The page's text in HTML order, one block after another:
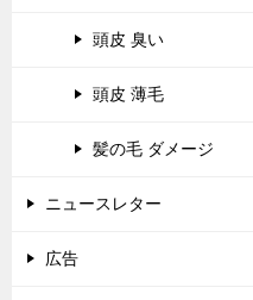
頭皮 臭い
頭皮 薄毛
髪の毛 ダメージ
ニュースレター
広告